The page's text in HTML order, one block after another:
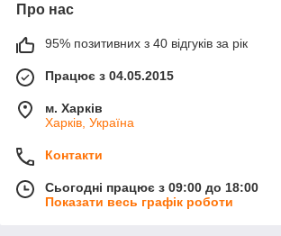
Про нас
95% позитивних з 40 відгуків за рік
Працює з 04.05.2015
м. Харків
Харків, Україна
Контакти
Сьогодні працює з 09:00 до 18:00
Показати весь графік роботи